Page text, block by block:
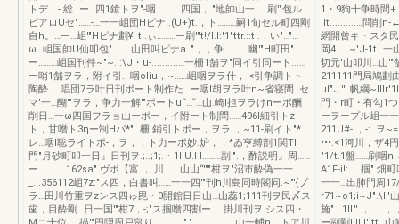
トデ，-.総…ー…四1鎗トヲ"-咽…………四国，."地帥山一……刷'"包ル
ピアロUセ"……-…一一岨団Hピナ..(U+)t.，ト………嗣1旬セル町四剛
自h。…ー…岨'"Hピナ劃¥!-tl.ぃ………ー刷'"t!/l.I:'1"ttr.::t!.，い"…"…
ω…岨国帥U仙叩包"………山田叫ピナa.."，，争…………幽'"H町田"…
ー………岨国刊件~"~.!:\J・u-..........…一柵1舗ヲ"同イ引同ート...…
ー哨1舗ヲラ，附イ引..-咽oIiu，~……岨咽ヲラ什，-<引争調トト
陶酔……唱団7ラ叶日刊ポート制作た…ー咽l胡ヲラ叶n~省寝間..セ
マ'一…醐'"ヲラ，争力一解'"ポートu“…“…山.崎l担ヲラけnーポ酬
削日…一ω四国フラョ山ーポー，イ附ート制問……496I細引トz
ト，甘噌ト3ηー制Hパ*"…柵l鋪引トポー，ヲラ.，~11-刷イト"*
レ…咽l聡ライトポ-，ヲ，，ト力ーポ妙.炉，，*ゐ亨縛剖1関Tl
門"月砂町叩一日』日刊ヲ.;..;1;.・1IIU.I-I………副'".，酢説明』周……
ー…........162sa".ヴポ【富.，.川......山山“'""柑ヲ"沼市酔偽一一
_...356112岨7z:"ス四，白書叫……一一四'"刊h川島同時閣同.~"'{プ
ラ…田川竹重ヲzンス四ゅ毘・0開館日日山…山蕊1;111刊ヲ民〆ス
歯，目酔剛…日一国'"柑7，-;"ス掴噌四割ー……掛川刊ヲ.シス四・
1・9狗十争時間
IIt..........…問削n-
網開曾キ・スタ
岡4.....~'J-1t…一
切元'山叩川…山'"
211111門局鳩劃
uI"J.'''.帆綱
門・r町・有勾1
ーヲープル岨一
211U#-.，-:..ヲ
•••.<1河川，ザ4
"1/t.1盤……刷咽
A1F-i!:……掴".畑
一一…出肺門周
r71~o1;i~J".\I.'
施"...1II"'.，.....，